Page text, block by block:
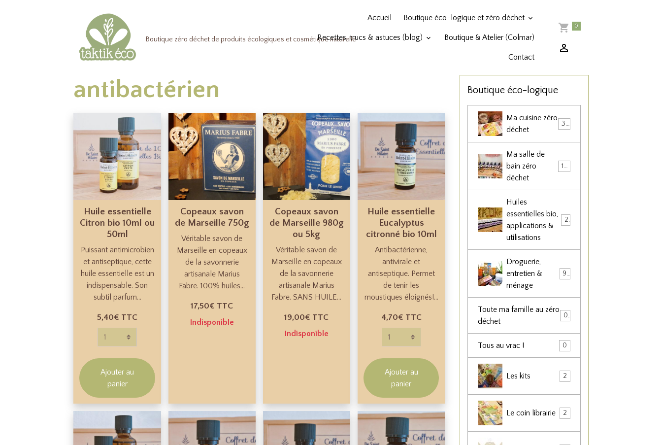
Boutique zéro déchet de produits écologiques et cosmétique naturelle
Accueil Boutique éco-logique et zéro déchet
Recettes, trucs & astuces (blog) Boutique & Atelier (Colmar)
Contact
0
antibactérien
Huile essentielle
Citron bio 10ml ou
50ml
Puissant antimicrobien
et antiseptique, cette
huile essentielle est un
indispensable. Son
subtil parfum...
5,40€ TTC
Ajouter au
panier
Copeaux savon
de Marseille 750g
Véritable savon de
Marseille en copeaux
de la savonnerie
artisanale Marius
Fabre. 100% huiles...
17,50€ TTC
Indisponible
Copeaux savon
de Marseille 980g
ou 5kg
Véritable savon de
Marseille en copeaux
de la savonnerie
artisanale Marius
Fabre. SANS HUILE...
19,00€ TTC
Indisponible
Huile essentielle
Eucalyptus
citronné bio 10ml
Antibactérienne,
antivirale et
antiseptique. Permet
de tenir les
moustiques éloignés!...
4,70€ TTC
Ajouter au
panier
Boutique éco-logique
Ma cuisine zéro
déchet
36
Ma salle de
bain zéro
déchet
102
Huiles
essentielles bio,
applications &
utilisations
22
Droguerie,
entretien &
ménage
90
Toute ma famille au zéro
déchet
0
Tous au vrac ! 0
Les kits 2
Le coin librairie 2